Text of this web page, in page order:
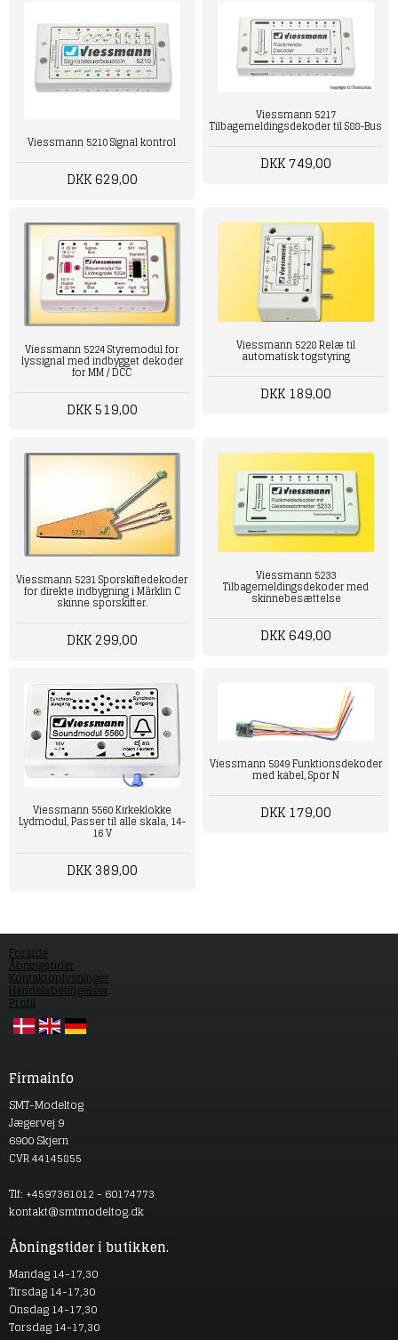
Viessmann 5210 Signal kontrol
DKK 629,00
Viessmann 5217
Tilbagemeldingsdekoder til S88-Bus
DKK 749,00
Viessmann 5224 Styremodul for
lyssignal med indbygget dekoder
for MM / DCC
DKK 519,00
Viessmann 5228 Relæ til
automatisk togstyring
DKK 189,00
Viessmann 5231 Sporskiftedekoder
for direkte indbygning i Märklin C
skinne sporskifter.
DKK 299,00
Viessmann 5233
Tilbagemeldingsdekoder med
skinnebesættelse
DKK 649,00
Viessmann 5560 Kirkeklokke
Lydmodul, Passer til alle skala, 14-
16 V
DKK 389,00
Viessmann 5849 Funktionsdekoder
med kabel, Spor N
DKK 179,00
Forside
Åbningstider
Kontaktoplysninger
Handelsbetingelser
Profil
Firmainfo
SMT-Modeltog
Jægervej 9
6900 Skjern
CVR 44145855
Tlf: +4597361012 - 60174773
kontakt@smtmodeltog.dk
Åbningstider i butikken.
Mandag 14-17,30
Tirsdag 14-17,30
Onsdag 14-17,30
Torsdag 14-17,30